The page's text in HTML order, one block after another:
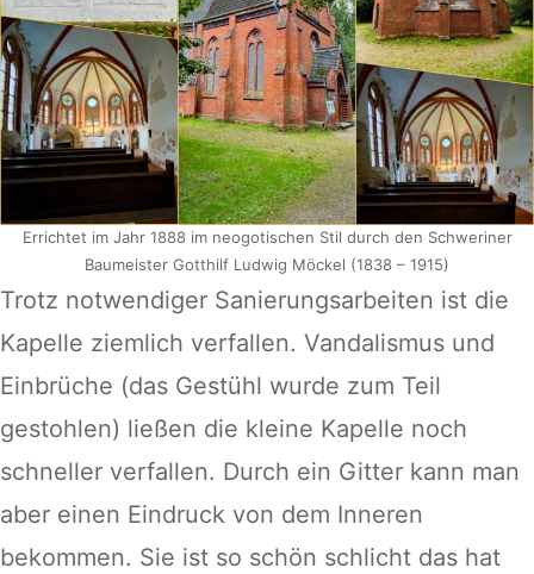
Errichtet im Jahr 1888 im neogotischen Stil durch den Schweriner
Baumeister Gotthilf Ludwig Möckel (1838 – 1915)
Trotz notwendiger Sanierungsarbeiten ist die
Kapelle ziemlich verfallen. Vandalismus und
Einbrüche (das Gestühl wurde zum Teil
gestohlen) ließen die kleine Kapelle noch
schneller verfallen. Durch ein Gitter kann man
aber einen Eindruck von dem Inneren
bekommen. Sie ist so schön schlicht das hat